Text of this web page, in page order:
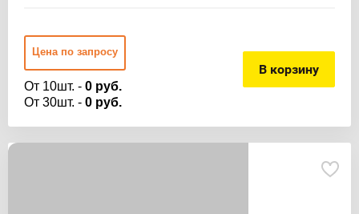
Цена по запросу
От 10шт. - 0 руб.
От 30шт. - 0 руб.
В корзину